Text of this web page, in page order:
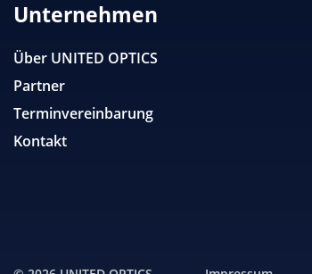
Unternehmen
Über UNITED OPTICS
Partner
Terminvereinbarung
Kontakt